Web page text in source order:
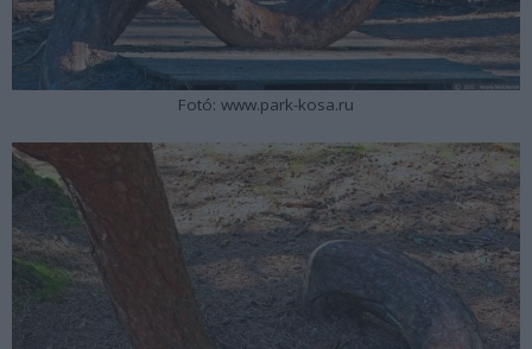
Fotó: www.park-kosa.ru